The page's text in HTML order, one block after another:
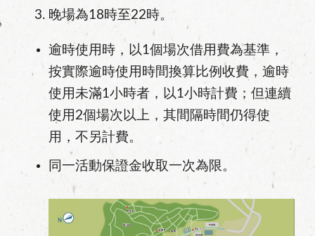
晚場為18時至22時。
逾時使用時，以1個場次借用費為基準，
按實際逾時使用時間換算比例收費，逾時
使用未滿1小時者，以1小時計費；但連續
使用2個場次以上，其間隔時間仍得使
用，不另計費。
同一活動保證金收取一次為限。